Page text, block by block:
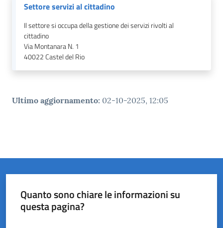
Settore servizi al cittadino
Il settore si occupa della gestione dei servizi rivolti al
cittadino
Via Montanara N. 1
40022Castel del Rio
Ultimo aggiornamento: 02-10-2025, 12:05
Quanto sono chiare le informazioni su
questa pagina?